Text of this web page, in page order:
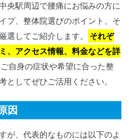
央駅周辺で腰痛にお悩みの方に
プ、整体院選びのポイント、そ
選してご紹介します。
それぞ
、アクセス情報、料金などを詳
自身の症状や希望に合った整
としてぜひご活用ください。
因
が、代表的なものには以下のよ